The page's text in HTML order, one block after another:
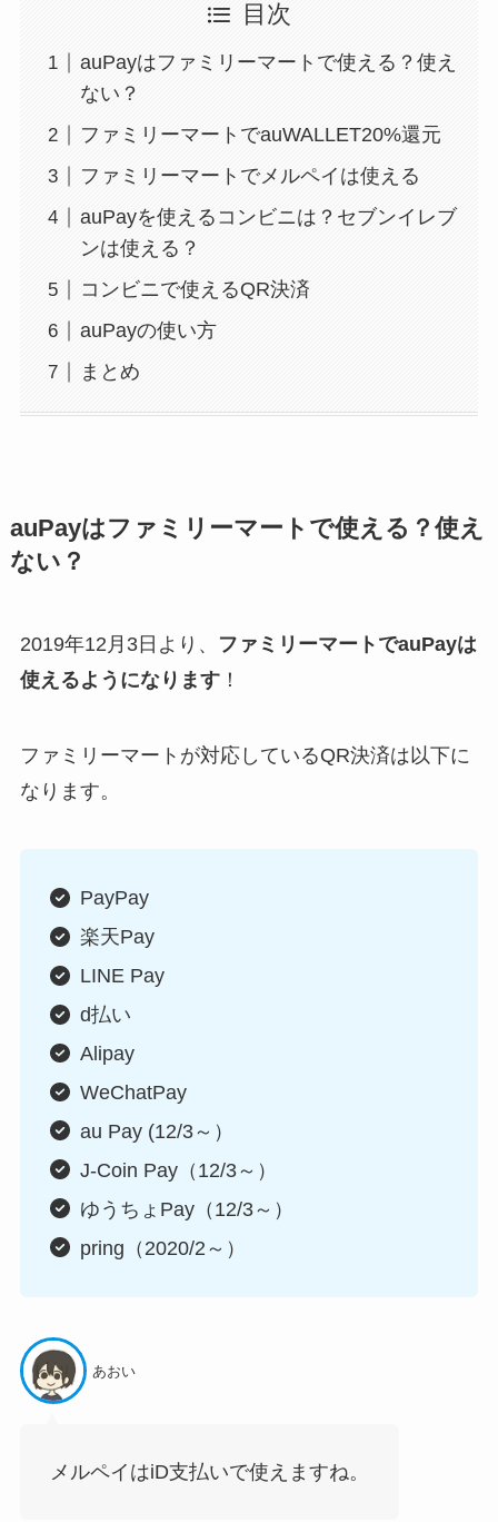
目次
auPayはファミリーマートで使える？使え
ない？
ファミリーマートでauWALLET20%還元
ファミリーマートでメルペイは使える
auPayを使えるコンビニは？セブンイレブ
ンは使える？
コンビニで使えるQR決済
auPayの使い方
まとめ
auPayはファミリーマートで使える？使え
ない？
2019年12月3日より、
ファミリーマートでauPayは
使えるようになります！
ファミリーマートが対応しているQR決済は以下に
なります。
PayPay
楽天Pay
LINE Pay
d払い
Alipay
WeChatPay
au Pay (12/3～）
J-Coin Pay（12/3～）
ゆうちょPay（12/3～）
pring（2020/2～）
あおい
メルペイはiD支払いで使えますね。